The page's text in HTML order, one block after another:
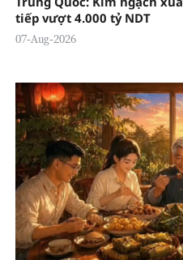
tiếp vượt 4.000 tỷ NDT
07-Aug-2026